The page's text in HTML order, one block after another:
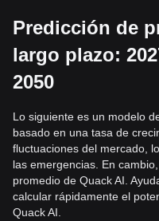
Predicción de
largo plazo:
2050
Lo siguiente es un modelo
basado en una tasa de
fluctuaciones del mercado,
las emergencias. En
promedio de Quack AI.
calcular rápidamente el
Quack AI.